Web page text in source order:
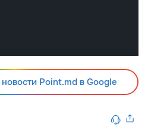
Point.md в Google